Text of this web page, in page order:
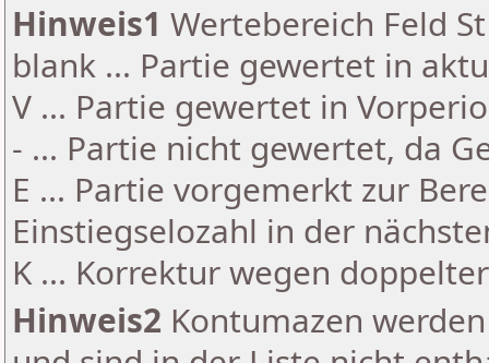
Hinweis1 Wertebereich Feld
blank ... Partie gewertet in
V ... Partie gewertet in
- ... Partie nicht gewertet, da
E ... Partie vorgemerkt zur
Einstiegselozahl in der
K ... Korrektur wegen
Hinweis2 Kontumazen